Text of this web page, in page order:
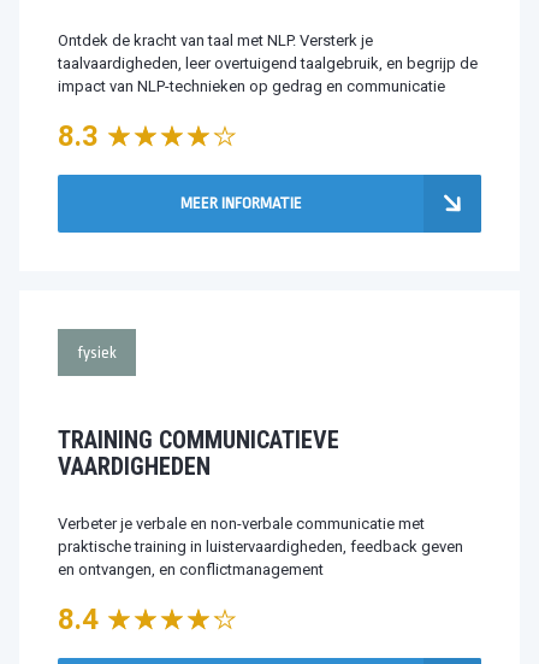
Ontdek de kracht van taal met NLP. Versterk je
taalvaardigheden, leer overtuigend taalgebruik, en begrijp de
impact van NLP-technieken op gedrag en communicatie
8.3
MEER INFORMATIE
fysiek
TRAINING COMMUNICATIEVE
VAARDIGHEDEN
Verbeter je verbale en non-verbale communicatie met
praktische training in luistervaardigheden, feedback geven
en ontvangen, en conflictmanagement
8.4